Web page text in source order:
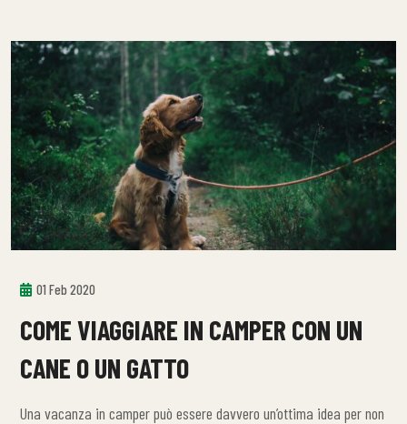
01 Feb 2020
COME VIAGGIARE IN CAMPER CON UN
CANE O UN GATTO
Una vacanza in camper può essere davvero un’ottima idea per non